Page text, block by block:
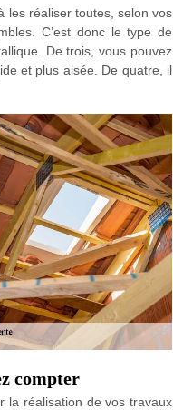
les réaliser toutes, selon vos
C’est donc le type de
De trois, vous pouvez
et plus aisée. De quatre, il
compter
la réalisation de vos travaux